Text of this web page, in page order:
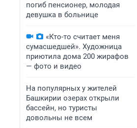
погиб пенсионер, молодая
девушка в больнице
«Кто-то считает меня
сумасшедшей». Художница
приютила дома 200 жирафов
— фото и видео
На популярных у жителей
Башкирии озерах открыли
бассейн, но туристы
довольны не всем